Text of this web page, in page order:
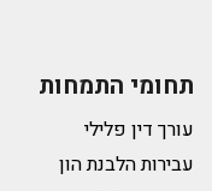
תחומי התמחות
עורך דין פלילי
עבירות הלבנת הון